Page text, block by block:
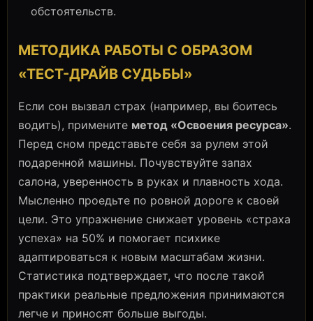
обстоятельств.
МЕТОДИКА РАБОТЫ С ОБРАЗОМ
«ТЕСТ-ДРАЙВ СУДЬБЫ»
Если сон вызвал страх (например, вы боитесь
водить), примените метод «Освоения ресурса».
Перед сном представьте себя за рулем этой
подаренной машины. Почувствуйте запах
салона, уверенность в руках и плавность хода.
Мысленно проедьте по ровной дороге к своей
цели. Это упражнение снижает уровень «страха
успеха» на 50% и помогает психике
адаптироваться к новым масштабам жизни.
Статистика подтверждает, что после такой
практики реальные предложения принимаются
легче и приносят больше выгоды.